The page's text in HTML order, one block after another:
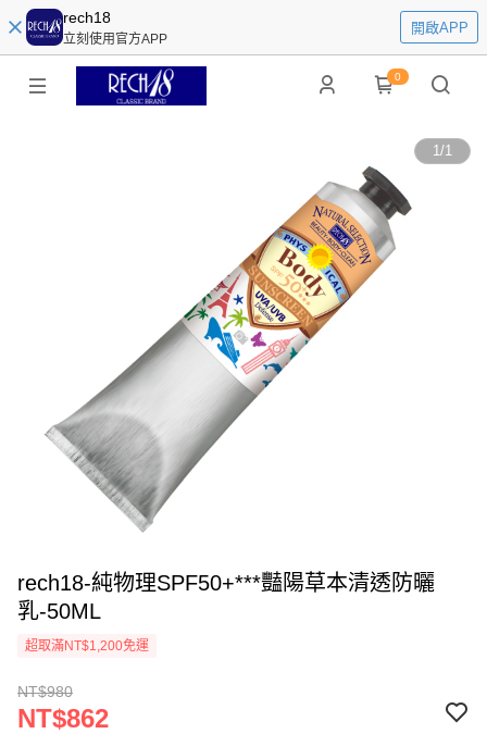
rech18
立刻使用官方APP
開啟APP
0
1/1
rech18-純物理SPF50+***豔陽草本清透防曬
乳-50ML
超取滿NT$1,200免運
NT$980
NT$862